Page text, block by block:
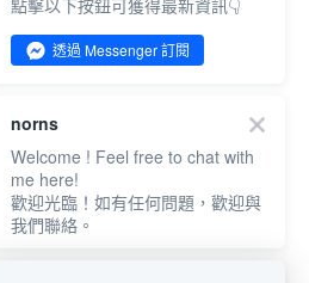
點擊以下按鈕可獲得最新資訊👇
透過 Messenger 訂閱
norns
Welcome ! Feel free to chat with
me here!
歡迎光臨！如有任何問題，歡迎與
我們聯絡。